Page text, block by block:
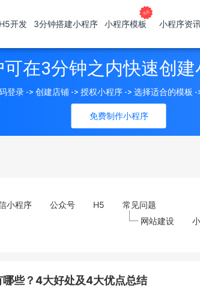
H5开发 3分钟搭建小程序 小程序模板 小程序资
在3分钟之内快速创
免费制作小程序
登录 -> 创建店铺 -> 授权小程序 -> 选择适合的模板
小程序 公众号 H5
常见问题
网站建设
些？4大好处及4大优点总结